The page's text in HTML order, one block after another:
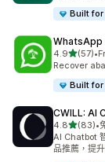
Built
WhatsApp
4.9滿分 5 顆
(57)
共有 57 則評
•
Recover
Built
CWILL: AI
4.8滿分 5
(83)
共有 83 則評
•
AI Chatbot
品推薦，提